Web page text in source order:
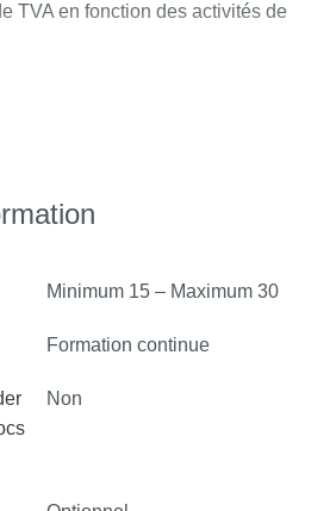
TVA en fonction des activités de
exploitable et durable
en fonction de sa cible, définir
de l’encadrement.
hors de l’université
Minimum 15 – Maximum 30
Formation continue
Non